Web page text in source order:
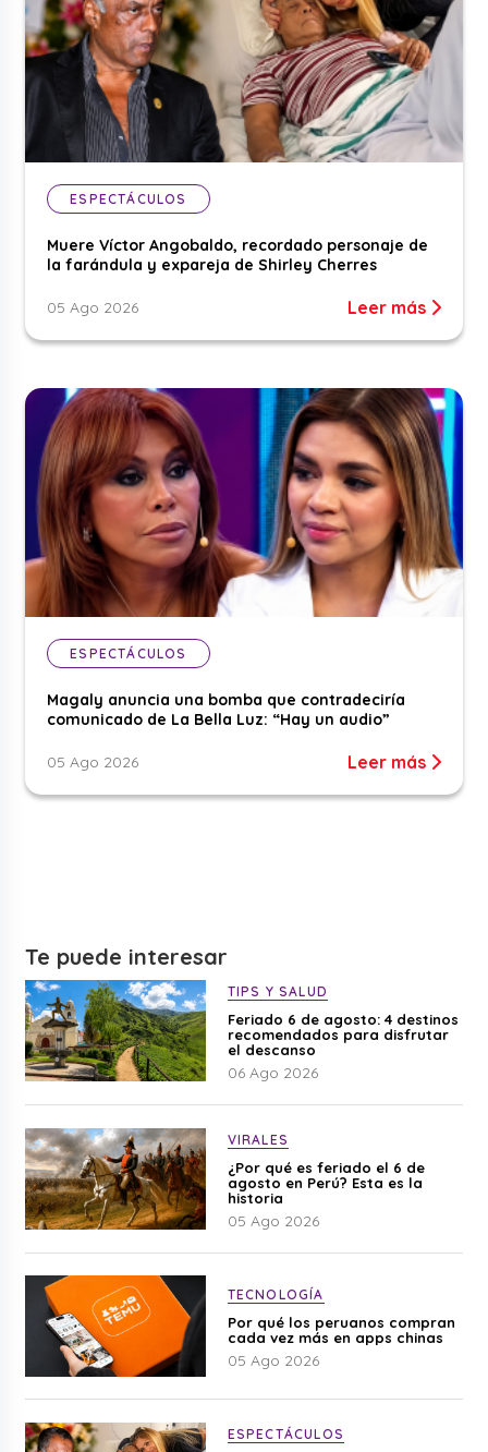
ESPECTÁCULOS
Muere Víctor Angobaldo, recordado personaje de
la farándula y expareja de Shirley Cherres
05 Ago 2026 Leer más
ESPECTÁCULOS
Magaly anuncia una bomba que contradeciría
comunicado de La Bella Luz: “Hay un audio”
05 Ago 2026 Leer más
Te puede interesar
TIPS Y SALUD
Feriado 6 de agosto: 4 destinos
recomendados para disfrutar
el descanso
06 Ago 2026
VIRALES
¿Por qué es feriado el 6 de
agosto en Perú? Esta es la
historia
05 Ago 2026
TECNOLOGÍA
Por qué los peruanos compran
cada vez más en apps chinas
05 Ago 2026
ESPECTÁCULOS